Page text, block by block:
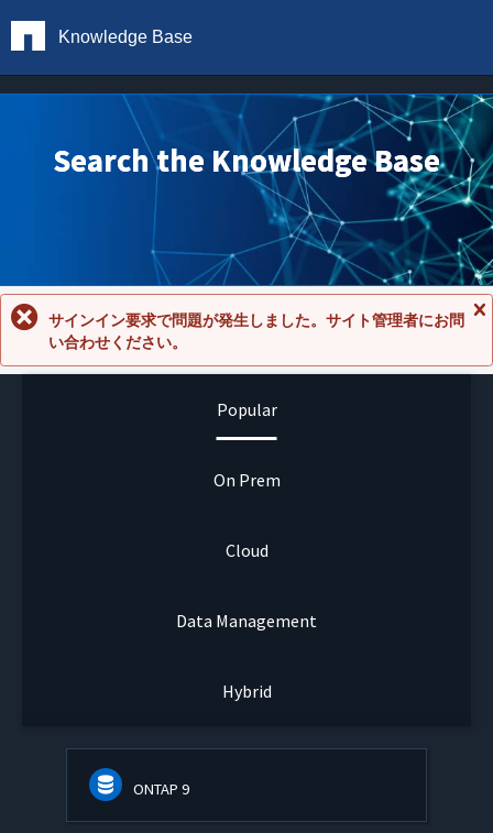
Knowledge Base
Search the Knowledge Base
セ
サインイン要求で問題が発生しました。サイト管理者にお問
い合わせください。
Popular
On Prem
Cloud
Data Management
Hybrid
ONTAP 9